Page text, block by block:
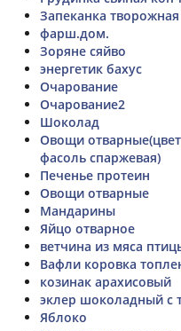
Запеканка
фарш.дом.
Зоряне сяйво
энергетик бахус
Очарование
Очарование2
Шоколад
Овощи
фасоль спаржевая)
Печенье протеин
Овощи отварные
Мандарины
Яйцо отварное
ветчина из мяса
Вафли коровка
козинак арахисовый
эклер шоколадный с
Яблоко